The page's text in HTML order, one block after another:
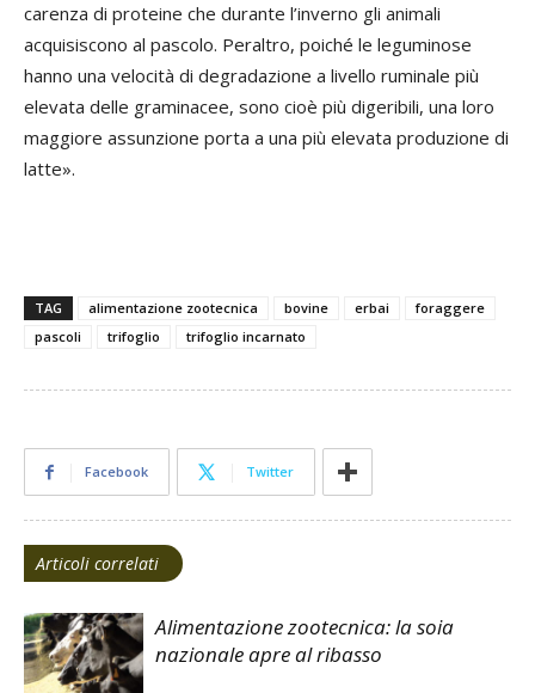
carenza di proteine che durante l’inverno gli animali
acquisiscono al pascolo. Peraltro, poiché le leguminose
hanno una velocità di degradazione a livello ruminale più
elevata delle graminacee, sono cioè più digeribili, una loro
maggiore assunzione porta a una più elevata produzione di
latte».
TAG alimentazione zootecnica bovine erbai
foraggere
pascoli
trifoglio trifoglio incarnato
Facebook Twitter
Articoli correlati
Alimentazione zootecnica: la soia
nazionale apre al ribasso